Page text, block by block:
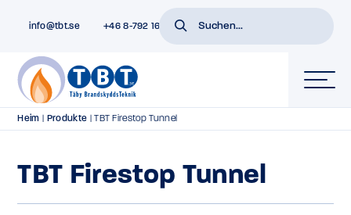
info@tbt.se +46 8-792 16 01
Heim Produkte |TBT Firestop Tunnel
TBT Firestop Tunnel